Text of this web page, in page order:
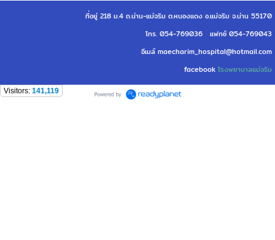
ที่อยู่ 218 ม.4 ถ.น่าน-แม่จริม ต.หนองแดง อ.แม่จริม จ.น่าน 55170
โทร. 054-769036 แฟกซ์ 054-769043
อีเมล์ maecharim_hospital@hotmail.com
facebook โรงพยาบาลแม่จริม
Visitors: 141,119